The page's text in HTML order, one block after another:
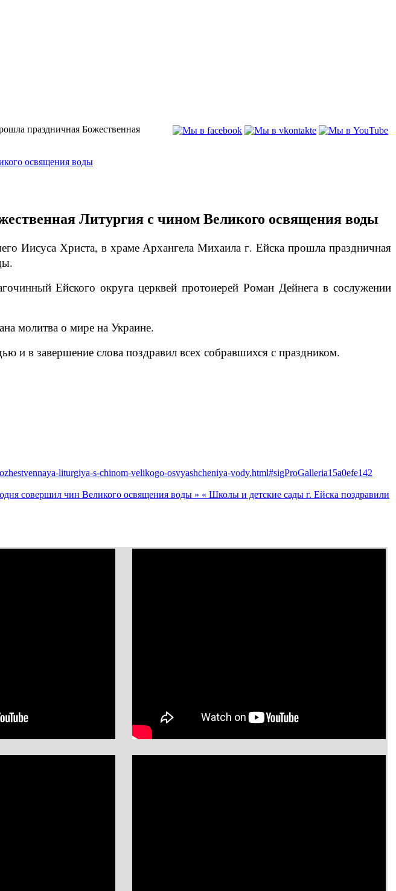
праздничная Божественная
Литургия с чином Великого освящения воды
Иисуса Христа, в храме Архангела Михаила г. Ейска прошла праздничная
Ейского округа церквей протоиерей Роман Дейнега в сослужении
молитва о мире на Украине.
и в завершение слова поздравил всех собравшихся с праздником.
liturgiya-s-chinom-velikogo-osvyashcheniya-vody.html#sigProGalleria15a0efe142
совершил чин Великого освящения воды » « Школы и детские сады г. Ейска поздравили